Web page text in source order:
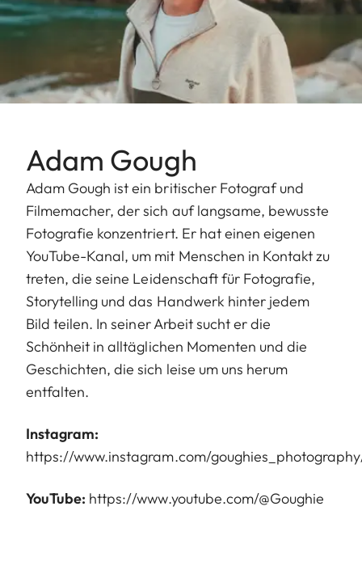
Adam Gough
Adam Gough ist ein britischer Fotograf und
Filmemacher, der sich auf langsame, bewusste
Fotografie konzentriert. Er hat einen eigenen
YouTube-Kanal, um mit Menschen in Kontakt zu
treten, die seine Leidenschaft für Fotografie,
Storytelling und das Handwerk hinter jedem
Bild teilen. In seiner Arbeit sucht er die
Schönheit in alltäglichen Momenten und die
Geschichten, die sich leise um uns herum
entfalten.
Instagram:
https://www.instagram.com/
YouTube: https://www.youtube.com/@Goughie